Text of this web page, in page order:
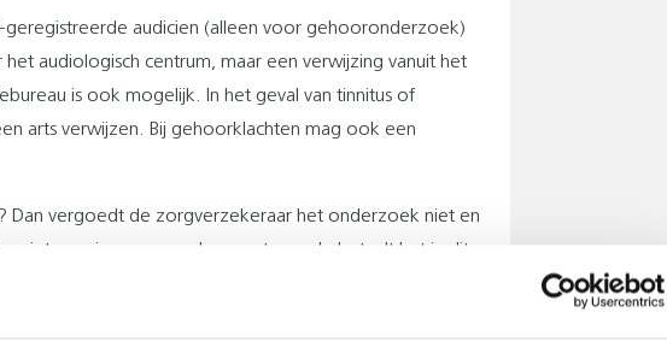
geregistreerde audicien (alleen voor gehooronderzoek)
het audiologisch centrum, maar een verwijzing vanuit het
is ook mogelijk. In het geval van tinnitus of
arts verwijzen. Bij gehoorklachten mag ook een
Dan vergoedt de zorgverzekeraar het onderzoek niet en
niet naar je zorgverzekeraar sturen. Je betaalt het in dit